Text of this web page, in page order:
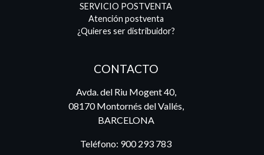
SERVICIO POSTVENTA
Atención postventa
¿Quieres ser distribuidor?
CONTACTO
Avda. del Riu Mogent 40,
08170 Montornés del Vallés,
BARCELONA
Teléfono: 900 293 783